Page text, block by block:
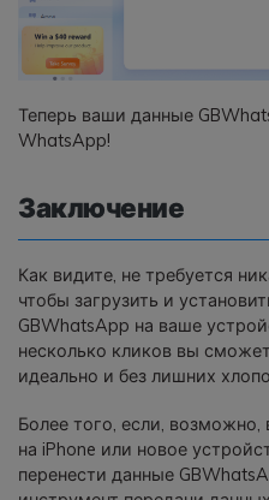
Теперь ваши данные
WhatsApp!
Заключение
Как видите, не требуется
чтобы загрузить и
GBWhatsApp на ваше
несколько кликов вы
идеально и без лишних
Более того, если,
на iPhone или новое
перенести данные